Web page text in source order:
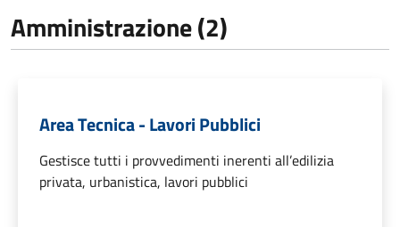
Amministrazione (2)
Area Tecnica - Lavori Pubblici
Gestisce tutti i provvedimenti inerenti all’edilizia
privata, urbanistica, lavori pubblici